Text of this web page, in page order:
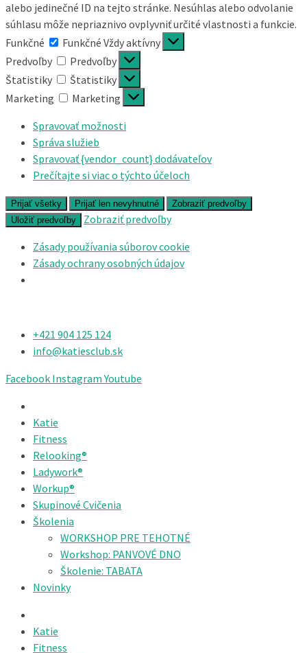
alebo jedinečné ID na tejto stránke. Nesúhlas alebo odvolanie
súhlasu môže nepriaznivo ovplyvniť určité vlastnosti a funkcie.
Funkčné
Funkčné Vždy aktívny
Predvoľby
Predvoľby
Štatistiky
Štatistiky
Marketing
Marketing
Spravovať možnosti
Správa služieb
Spravovať {vendor_count} dodávateľov
Prečítajte si viac o týchto účeloch
Prijať všetky Prijať len nevyhnutné
Zobraziť predvoľby
Uložiť predvoľby
Zobraziť predvoľby
Zásady používania súborov cookie
Zásady ochrany osobných údajov
+421 904 125 124​
info@katiesclub.sk
Facebook Instagram Youtube
Katie
Fitness
Relooking®
Ladywork®
Workup®
Skupinové Cvičenia
Školenia
WORKSHOP PRE TEHOTNÉ
Workshop: PANVOVÉ DNO
Školenie: TABATA
Novinky
Katie
Fitness